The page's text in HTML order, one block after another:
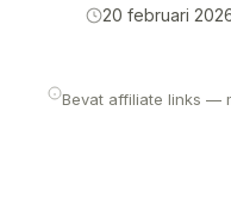
20 februari
Bevat affiliate links —